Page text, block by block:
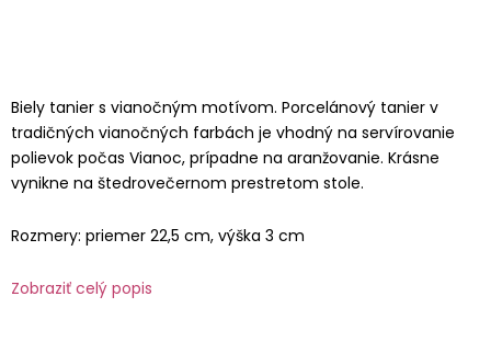
Biely tanier s vianočným motívom. Porcelánový tanier v
tradičných vianočných farbách je vhodný na servírovanie
polievok počas Vianoc, prípadne na aranžovanie. Krásne
vynikne na štedrovečernom prestretom stole.
Rozmery: priemer 22,5 cm, výška 3 cm
Zobraziť celý popis